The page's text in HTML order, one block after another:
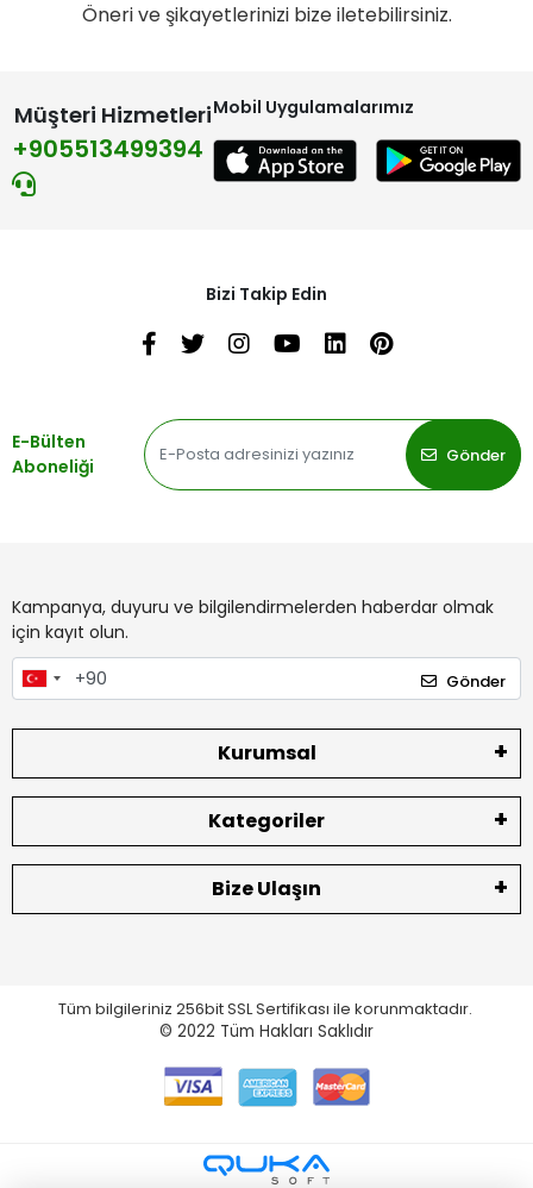
Öneri ve şikayetlerinizi bize iletebilirsiniz.
Müşteri Hizmetleri
+905513499394
Mobil Uygulamalarımız
Bizi Takip Edin
E-Bülten
Aboneliği
Gönder
Kampanya, duyuru ve bilgilendirmelerden haberdar olmak
için kayıt olun.
Gönder
Kurumsal
Kategoriler
Bize Ulaşın
Tüm bilgileriniz 256bit SSL Sertifikası ile korunmaktadır.
© 2022 Tüm Hakları Saklıdır